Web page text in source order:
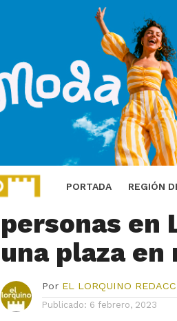
PORTADA REGIÓN
LORCA
PSOE: “Un
personas en
una plaza en
Por EL LORQUINO
Publicado: 6 febrero, 2023